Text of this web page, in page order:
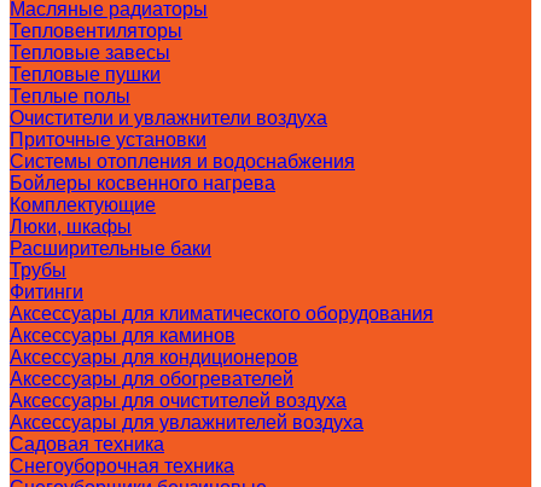
Масляные радиаторы
Тепловентиляторы
Тепловые завесы
Тепловые пушки
Теплые полы
Очистители и увлажнители воздуха
Приточные установки
Системы отопления и водоснабжения
Бойлеры косвенного нагрева
Комплектующие
Люки, шкафы
Расширительные баки
Трубы
Фитинги
Аксессуары для климатического оборудования
Аксессуары для каминов
Аксессуары для кондиционеров
Аксессуары для обогревателей
Аксессуары для очистителей воздуха
Аксессуары для увлажнителей воздуха
Садовая техника
Снегоуборочная техника